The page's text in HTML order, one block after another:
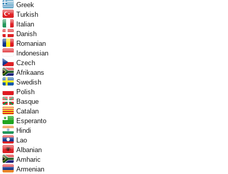
Greek
Turkish
Italian
Danish
Romanian
Indonesian
Czech
Afrikaans
Swedish
Polish
Basque
Catalan
Esperanto
Hindi
Lao
Albanian
Amharic
Armenian